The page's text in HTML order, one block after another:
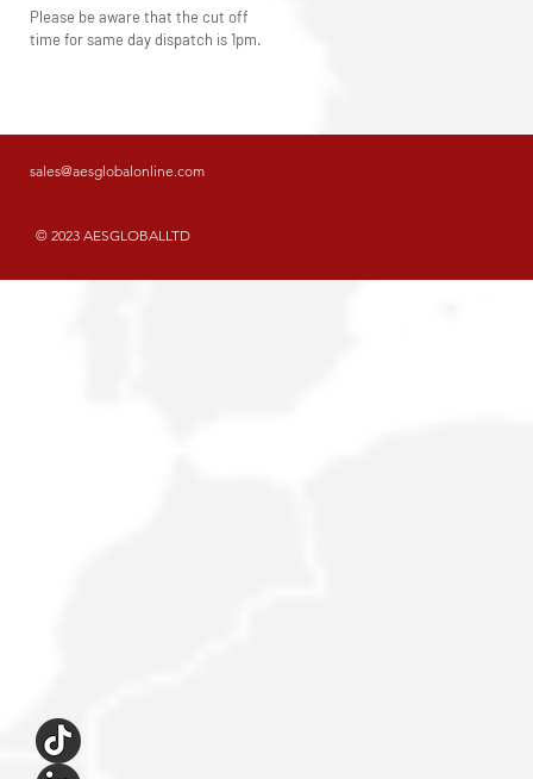
Please be aware that the cut off
time for same day dispatch is 1pm.
sales@aesglobalonline.com
© 2023 AESGLOBALLTD